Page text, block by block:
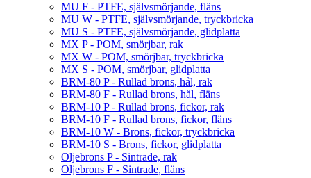
MU F - PTFE, självsmörjande, fläns
MU W - PTFE, självsmörjande, tryckbricka
MU S - PTFE, självsmörjande, glidplatta
MX P - POM, smörjbar, rak
MX W - POM, smörjbar, tryckbricka
MX S - POM, smörjbar, glidplatta
BRM-80 P - Rullad brons, hål, rak
BRM-80 F - Rullad brons, hål, fläns
BRM-10 P - Rullad brons, fickor, rak
BRM-10 F - Rullad brons, fickor, fläns
BRM-10 W - Brons, fickor, tryckbricka
BRM-10 S - Brons, fickor, glidplatta
Oljebrons P - Sintrade, rak
Oljebrons F - Sintrade, fläns